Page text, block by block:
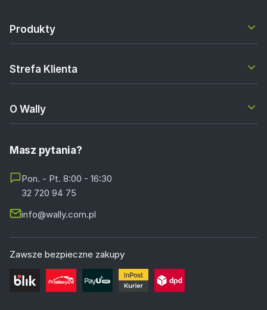
Produkty
Strefa Klienta
O Wally
Masz pytania?
Pon. - Pt. 8:00 - 16:30
32 720 94 75
info@wally.com.pl
Zawsze bezpieczne zakupy